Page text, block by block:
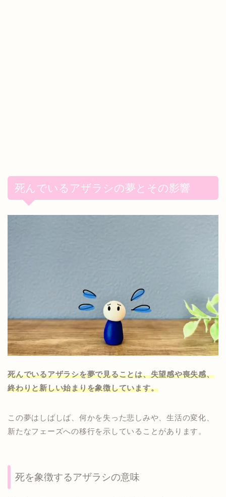
死んでいるアザラシの夢とその影響
死んでいるアザラシを夢で見ることは、失望感や喪失感、
終わりと新しい始まりを象徴しています。
この夢はしばしば、何かを失った悲しみや、生活の変化、
新たなフェーズへの移行を示していることがあります。
死を象徴するアザラシの意味